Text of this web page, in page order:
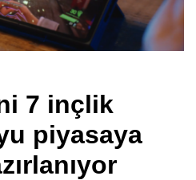
7 inçlik
piyasaya